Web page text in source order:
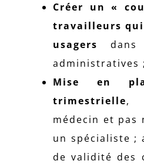
Créer un «
travailleurs qui
usagers dans
administratives ;
Mise en
trimestrielle,
médecin et pas
un spécialiste ;
de validité des